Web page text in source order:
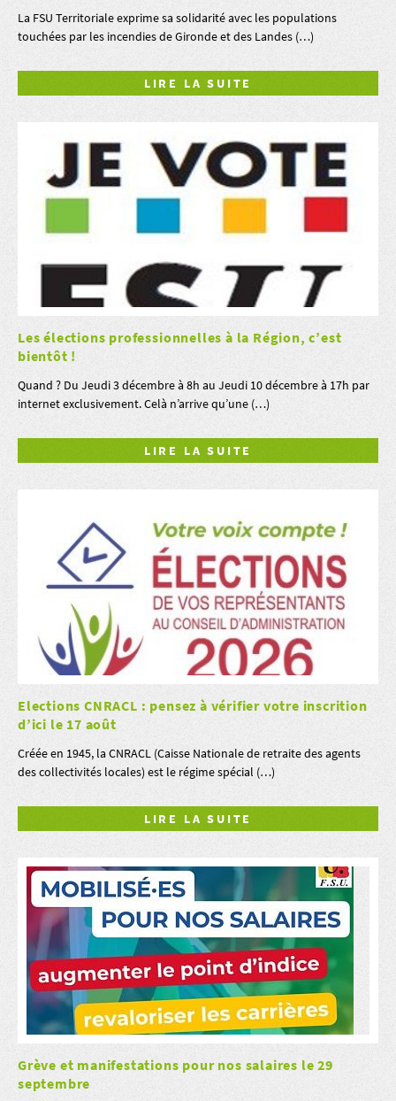
La FSU Territoriale exprime sa solidarité avec les populations
touchées par les incendies de Gironde et des Landes (…)
LIRE LA SUITE
Les élections professionnelles à la Région, c’est
bientôt !
Quand ? Du Jeudi 3 décembre à 8h au Jeudi 10 décembre à 17h par
internet exclusivement. Celà n’arrive qu’une (…)
LIRE LA SUITE
Elections CNRACL : pensez à vérifier votre inscrition
d’ici le 17 août
Créée en 1945, la CNRACL (Caisse Nationale de retraite des agents
des collectivités locales) est le régime spécial (…)
LIRE LA SUITE
Grève et manifestations pour nos salaires le 29
septembre